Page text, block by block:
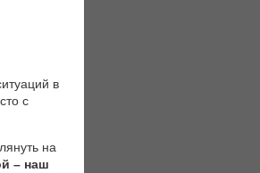
в
с
на
– наш